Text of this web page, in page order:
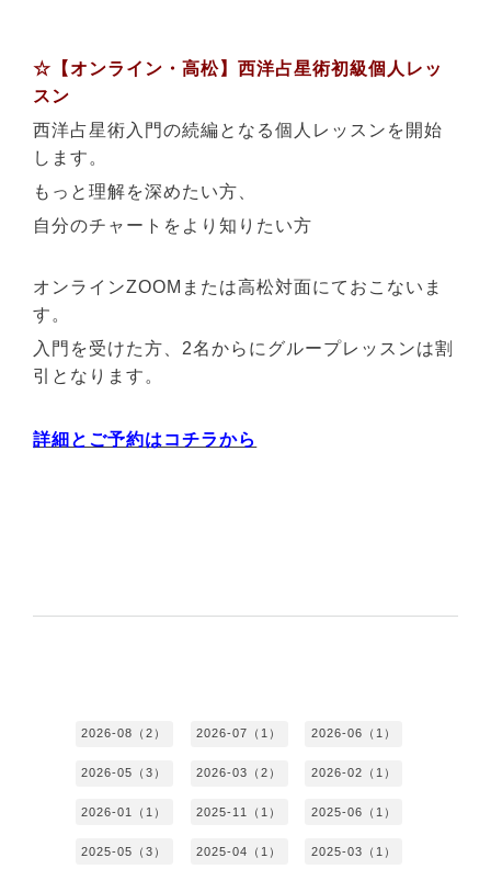
☆【オンライン・高松】西洋占星術初級個人レッ
スン
西洋占星術入門の続編となる個人レッスンを開始
します。
もっと理解を深めたい方、
自分のチャートをより知りたい方
オンラインZOOMまたは高松対面にておこないま
す。
入門を受けた方、2名からにグループレッスンは割
引となります。
詳細とご予約はコチラから
2026-08（2） 2026-07（1） 2026-06（1）
2026-05（3） 2026-03（2） 2026-02（1）
2026-01（1） 2025-11（1） 2025-06（1）
2025-05（3） 2025-04（1） 2025-03（1）